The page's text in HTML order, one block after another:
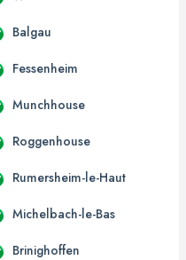
Balgau
Fessenheim
Munchhouse
Roggenhouse
Rumersheim-le-Haut
Michelbach-le-Bas
Brinighoffen